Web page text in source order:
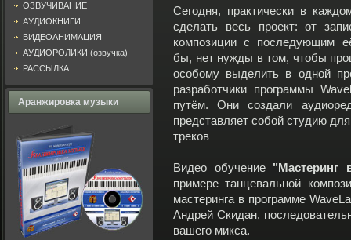
ОЗВУЧИВАНИЕ
АУДИОКНИГИ
ВИДЕОАНИМАЦИЯ
АУДИОРОЛИКИ (озвучка)
РАССЫЛКА
Аранжировка музыки
Сегодня, практически в
сделать весь проект: от
композиции с последующим
бы, нет нужды в том, чтобы
особому выделить в одной
разработчики программы
путём. Они создали
представляет собой студию
треков
Видео обучение
примере танцевальной
мастеринга в программе
Андрей Скидан,
вашего микса.